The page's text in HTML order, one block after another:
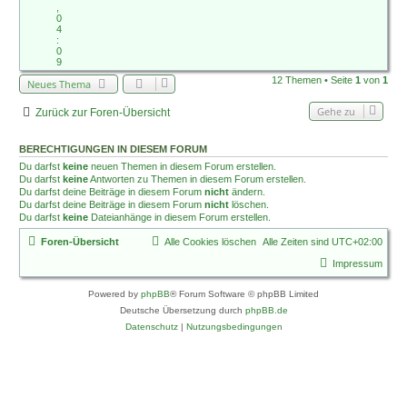
0
4
:
0
9
Neues Thema 12 Themen • Seite 1 von 1
Zurück zur Foren-Übersicht Gehe zu
BERECHTIGUNGEN IN DIESEM FORUM
Du darfst keine neuen Themen in diesem Forum erstellen.
Du darfst keineAntworten zu Themen in diesem Forum erstellen.
Du darfst deine Beiträge in diesem Forum nicht ändern.
Du darfst deine Beiträge in diesem Forum nicht löschen.
Du darfst keine Dateianhänge in diesem Forum erstellen.
Foren-Übersicht Alle Zeiten sind UTC+02:00
Alle Cookies löschen
Impressum
Powered by phpBB® Forum Software © phpBB Limited
Deutsche Übersetzung durch phpBB.de
Datenschutz| Nutzungsbedingungen